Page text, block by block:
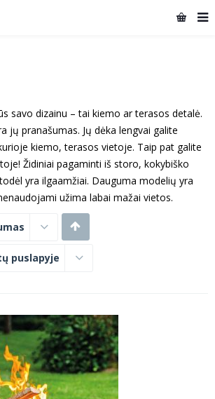
savo dizainu – tai kiemo ar terasos detalė.
jų pranašumas. Jų dėka lengvai galite
kiemo, terasos vietoje. Taip pat galite
Židiniai pagaminti iš storo, kokybiško
yra ilgaamžiai. Dauguma modelių yra
užima labai mažai vietos.
puslapyje